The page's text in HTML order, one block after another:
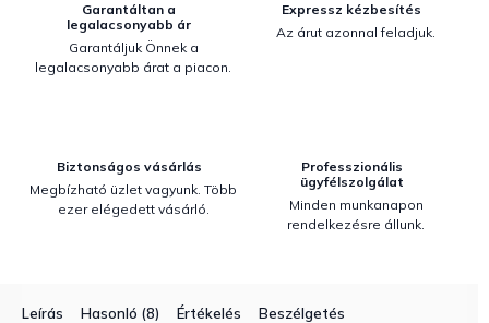
Garantáltan a
legalacsonyabb ár
Garantáljuk Önnek a
legalacsonyabb árat a piacon.
Expressz kézbesítés
Az árut azonnal feladjuk.
Biztonságos vásárlás
Megbízható üzlet vagyunk. Több
ezer elégedett vásárló.
Professzionális
ügyfélszolgálat
Minden munkanapon
rendelkezésre állunk.
Leírás Hasonló (8) Értékelés Beszélgetés